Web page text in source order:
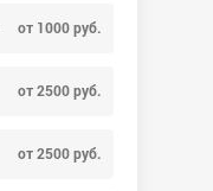
от 1000 руб.
от 2500 руб.
от 2500 руб.